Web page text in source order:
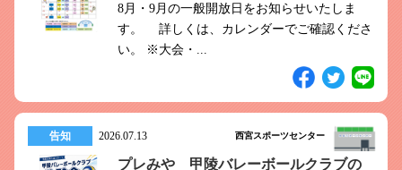
8月・9月の一般開放日をお知らせいたしま
す。 詳しくは、カレンダーでご確認くださ
い。 ※大会・...
告知 2026.07.13 西宮スポーツセンター
プレみや 甲陵バレーボールクラブの